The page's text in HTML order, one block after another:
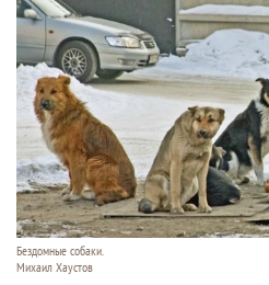
Бездомные собаки.
Михаил Хаустов